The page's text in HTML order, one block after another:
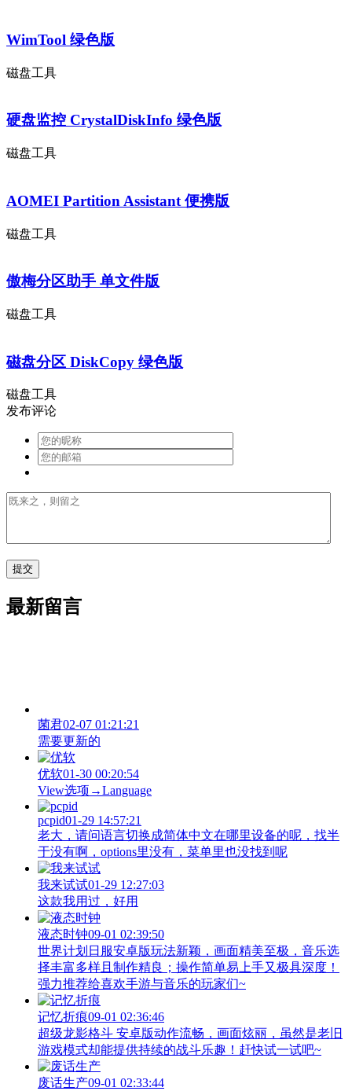
WimTool 绿色版
磁盘工具
硬盘监控 CrystalDiskInfo 绿色版
磁盘工具
AOMEI Partition Assistant 便携版
磁盘工具
傲梅分区助手 单文件版
磁盘工具
磁盘分区 DiskCopy 绿色版
磁盘工具
发布评论
最新留言
菌君02-07 01:21:21
需要更新的
优软01-30 00:20:54
View‌选项→Language
pcpid01-29 14:57:21
老大，请问语言切换成简体中文在哪里设备的呢，找半
于没有啊，options里没有，菜单里也没找到呢
我来试试01-29 12:27:03
这款我用过，好用
液态时钟09-01 02:39:50
世界计划日服安卓版玩法新颖，画面精美至极，音乐选
择丰富多样且制作精良；操作简单易上手又极具深度！
强力推荐给喜欢手游与音乐的玩家们~
记忆折痕09-01 02:36:46
超级龙影格斗 安卓版动作流畅，画面炫丽，虽然是老旧
游戏模式却能提供持续的战斗乐趣！赶快试一试吧~
废话生产09-01 02:33:44